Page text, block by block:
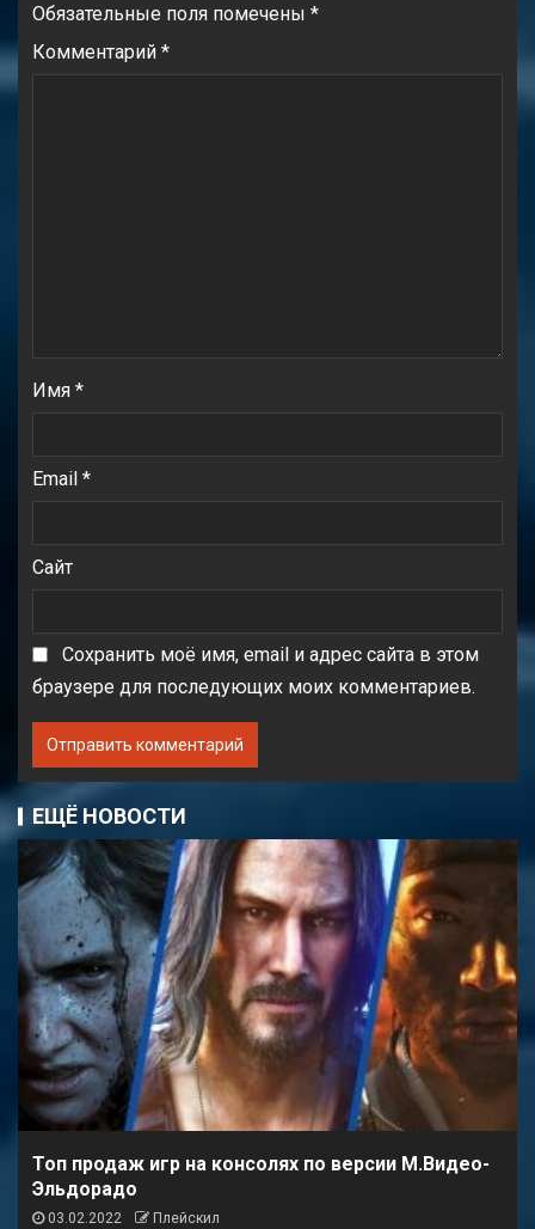
Обязательные поля помечены *
Комментарий *
Имя *
Email *
Сайт
Сохранить моё имя, email и адрес сайта в этом
браузере для последующих моих комментариев.
ЕЩЁ НОВОСТИ
Топ продаж игр на консолях по версии М.Видео-
Эльдорадо
03.02.2022 Плейскил